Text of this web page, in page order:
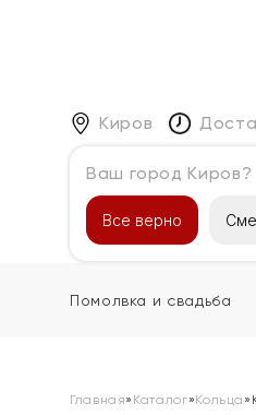
Киров
Ваш город Киров?
Все верно
Каталог
Помолвка и свадьба
Главная» Каталог»Кольца »